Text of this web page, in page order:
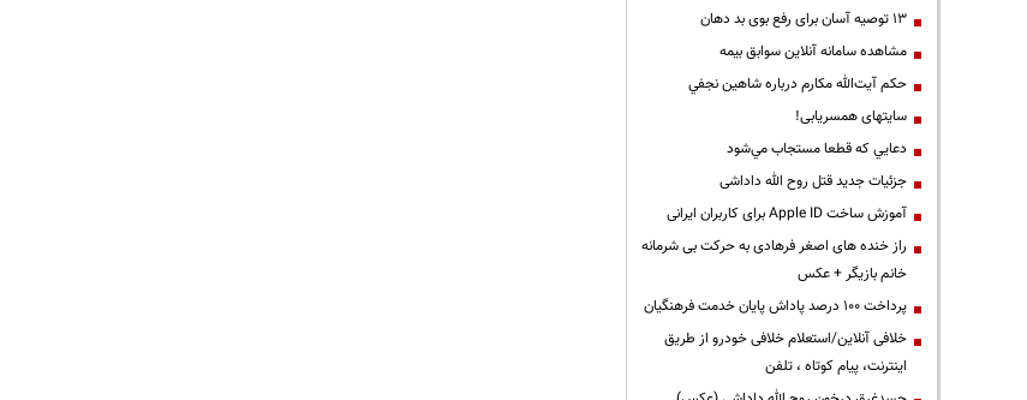
13 توصیه آسان برای رفع بوی بد دهان
مشاهده سامانه آنلاين سوابق بیمه
حكم آيت‌الله مكارم درباره شاهين نجفي
سایتهای همسریابی!
دعايي كه قطعا مستجاب مي‌شود
جزئیات جدید قتل روح الله داداشی
آموزش ساخت Apple ID برای کاربران ایرانی
راز خنده های اصغر فرهادی به حرکت بی شرمانه
خانم بازیگر + عکس
پرداخت ۱۰۰ درصد پاداش پایان خدمت فرهنگیان
خلافی آنلاین/استعلام خلافی خودرو از طریق
اینترنت، پیام کوتاه ، تلفن